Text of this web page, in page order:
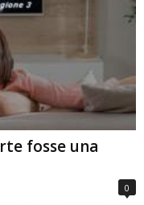
fosse una
0